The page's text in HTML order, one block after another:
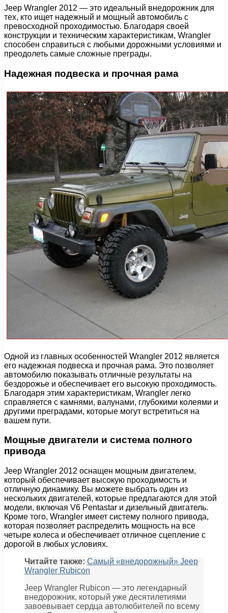
Jeep Wrangler 2012 — это идеальный внедорожник для
тех, кто ищет надежный и мощный автомобиль с
превосходной проходимостью. Благодаря своей
конструкции и техническим характеристикам, Wrangler
способен справиться с любыми дорожными условиями и
преодолеть самые сложные преграды.
Надежная подвеска и прочная рама
Одной из главных особенностей Wrangler 2012 является
его надежная подвеска и прочная рама. Это позволяет
автомобилю показывать отличные результаты на
бездорожье и обеспечивает его высокую проходимость.
Благодаря этим характеристикам, Wrangler легко
справляется с камнями, валунами, глубокими колеями и
другими преградами, которые могут встретиться на
вашем пути.
Мощные двигатели и система полного
привода
Jeep Wrangler 2012 оснащен мощным двигателем,
который обеспечивает высокую проходимость и
отличную динамику. Вы можете выбрать один из
нескольких двигателей, которые предлагаются для этой
модели, включая V6 Pentastar и дизельный двигатель.
Кроме того, Wrangler имеет систему полного привода,
которая позволяет распределить мощность на все
четыре колеса и обеспечивает отличное сцепление с
дорогой в любых условиях.
Читайте также: Самый «внедорожный» Jeep
Wrangler Rubicon
Jeep Wrangler Rubicon — это легендарный
внедорожник, который уже десятилетиями
завоевывает сердца автолюбителей по всему